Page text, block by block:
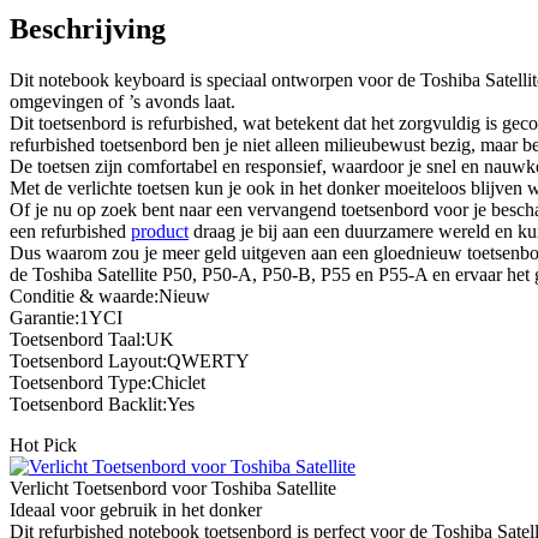
Beschrijving
Dit notebook keyboard is speciaal ontworpen voor de Toshiba
omgevingen of ’s avonds laat.
Dit toetsenbord is refurbished, wat betekent dat het zorgvuldig is
refurbished toetsenbord ben je niet alleen milieubewust bezig, maar
De toetsen zijn comfortabel en responsief, waardoor je snel en
Met de verlichte toetsen kun je ook in het donker moeiteloos blijven
Of je nu op zoek bent naar een vervangend toetsenbord voor je
een refurbished product draag je bij aan een duurzamere wereld en
Dus waarom zou je meer geld uitgeven aan een gloednieuw
de Toshiba Satellite P50, P50-A, P50-B, P55 en P55-A en ervaar
Conditie & waarde:Nieuw
Garantie:1YCI
Toetsenbord Taal:UK
Toetsenbord Layout:QWERTY
Toetsenbord Type:Chiclet
Toetsenbord Backlit:Yes
Hot Pick
Verlicht Toetsenbord voor Toshiba Satellite
Ideaal voor gebruik in het donker
Dit refurbished notebook toetsenbord is perfect voor de Toshiba